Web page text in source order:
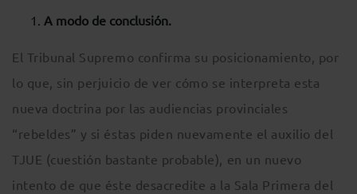
A modo de conclusión.
El Tribunal Supremo confirma su posicionamiento, por
lo que, sin perjuicio de ver cómo se interpreta esta
nueva doctrina por las audiencias provinciales
“rebeldes” y si éstas piden nuevamente el auxilio del
TJUE (cuestión bastante probable), en un nuevo
intento de que éste desacredite a la Sala Primera del